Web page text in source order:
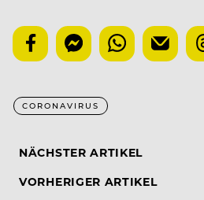
CORONAVIRUS
NÄCHSTER ARTIKEL
VORHERIGER ARTIKEL